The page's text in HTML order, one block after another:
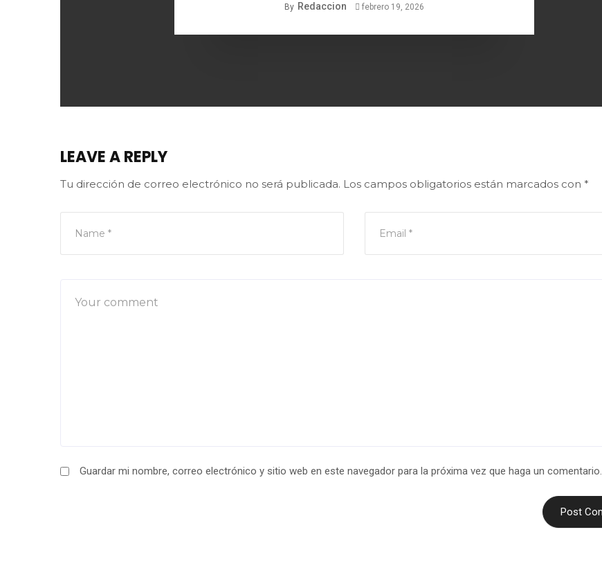
By Redaccion febrero 19, 2026
LEAVE A REPLY
Tu dirección de correo electrónico no será publicada. Los campos obligatorios están marcados con *
Guardar mi nombre, correo electrónico y sitio web en este navegador para la próxima vez que haga un comentario.